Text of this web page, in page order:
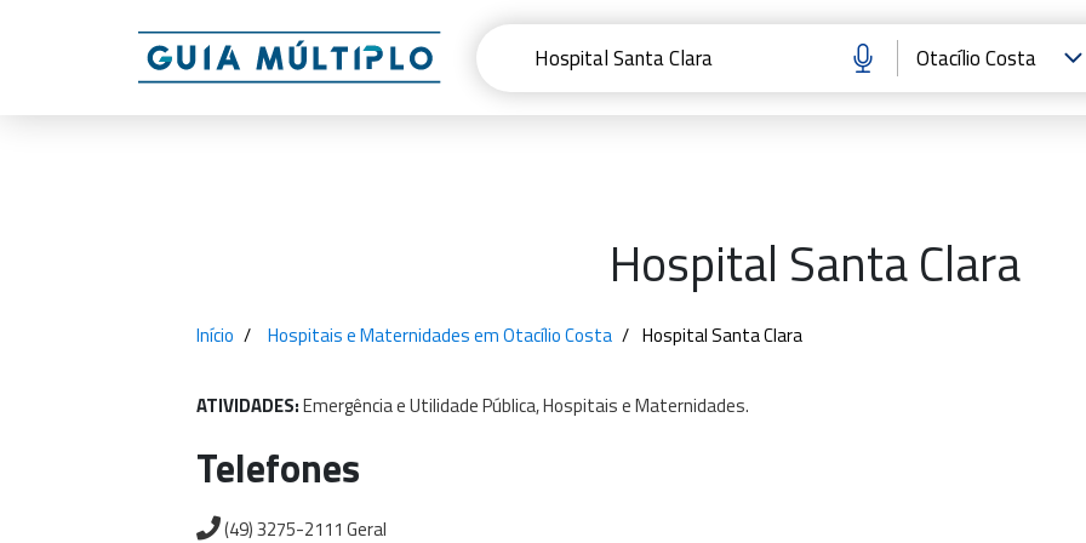
Hospital Santa Clara
Início Hospitais e Maternidades em Otacílio Costa Hospital Santa Clara
ATIVIDADES:EmergênciaeUtilidadePública,HospitaiseMaternidades.
Telefones
(49) 3275-2111 Geral